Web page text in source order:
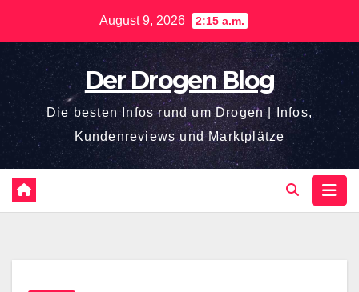
springen
August 9, 2026 2:15 a.m.
Der Drogen Blog
Die besten Infos rund um Drogen | Infos,
Kundenreviews und Marktplätze